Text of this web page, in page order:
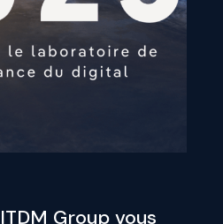
Group vous